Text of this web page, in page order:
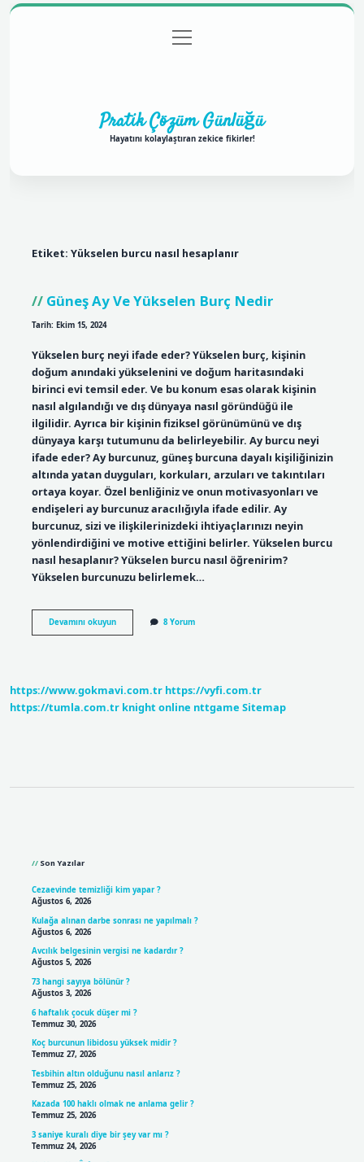
Gizlilik Politikası
menüyü
aç
Pratik Çözüm Günlüğü
Hayatını kolaylaştıran zekice fikirler!
Etiket: Yükselen burcu nasıl hesaplanır
Güneş Ay Ve Yükselen Burç Nedir
Tarih: Ekim 15, 2024
Yükselen burç neyi ifade eder? Yükselen burç, kişinin
doğum anındaki yükselenini ve doğum haritasındaki
birinci evi temsil eder. Ve bu konum esas olarak kişinin
nasıl algılandığı ve dış dünyaya nasıl göründüğü ile
ilgilidir. Ayrıca bir kişinin fiziksel görünümünü ve dış
dünyaya karşı tutumunu da belirleyebilir. Ay burcu neyi
ifade eder? Ay burcunuz, güneş burcuna dayalı kişiliğinizin
altında yatan duyguları, korkuları, arzuları ve takıntıları
ortaya koyar. Özel benliğiniz ve onun motivasyonları ve
endişeleri ay burcunuz aracılığıyla ifade edilir. Ay
burcunuz, sizi ve ilişkilerinizdeki ihtiyaçlarınızı neyin
yönlendirdiğini ve motive ettiğini belirler. Yükselen burcu
nasıl hesaplanır? Yükselen burcu nasıl öğrenirim?
Yükselen burcunuzu belirlemek…
Devamını okuyunGüneş
Ay
8 Yorum
https://www.gokmavi.com.tr https://vyfi.com.tr
https://tumla.com.tr knight online nttgame Sitemap
Son Yazılar
Cezaevinde temizliği kim yapar ?
Ağustos 6, 2026
Kulağa alınan darbe sonrası ne yapılmalı ?
Ağustos 6, 2026
Avcılık belgesinin vergisi ne kadardır ?
Ağustos 5, 2026
73 hangi sayıya bölünür ?
Ağustos 3, 2026
6 haftalık çocuk düşer mi ?
Temmuz 30, 2026
Koç burcunun libidosu yüksek midir ?
Temmuz 27, 2026
Tesbihin altın olduğunu nasıl anlarız ?
Temmuz 25, 2026
Kazada 100 haklı olmak ne anlama gelir ?
Temmuz 25, 2026
3 saniye kuralı diye bir şey var mı ?
Temmuz 24, 2026